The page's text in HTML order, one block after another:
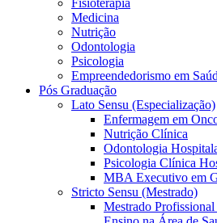
Fisioterapia
Medicina
Nutrição
Odontologia
Psicologia
Empreendedorismo em
Pós Graduação
Lato Sensu (Especialização)
Enfermagem em
Nutrição Clínica
Odontologia
Psicologia Clínica
MBA Executivo em
Stricto Sensu (Mestrado)
Mestrado